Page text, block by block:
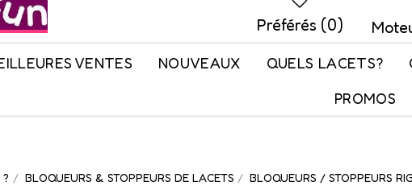
Préférés (0)
VENTES NOUVEAUX QUELS LACETS?
PROMOS
? BLOQUEURS & STOPPEURS DE LACETS BLOQUEURS / STOPPEURS